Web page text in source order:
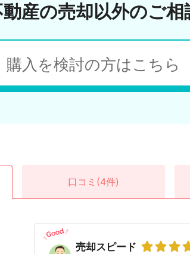
産の売却以外のご
購入を検討の方はこちら
口コミ (4件)
売却スピード